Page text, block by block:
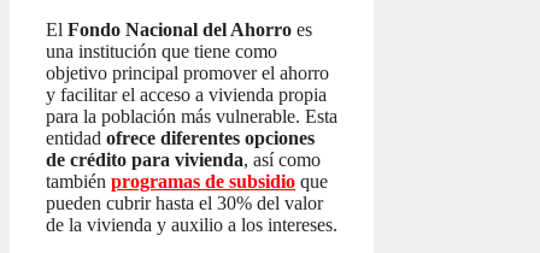
El Fondo Nacional del Ahorro es
una institución que tiene como
objetivo principal promover el ahorro
y facilitar el acceso a vivienda propia
para la población más vulnerable. Esta
entidad ofrece diferentes opciones
de crédito para vivienda, así como
también programas de subsidio que
pueden cubrir hasta el 30% del valor
de la vivienda y auxilio a los intereses.